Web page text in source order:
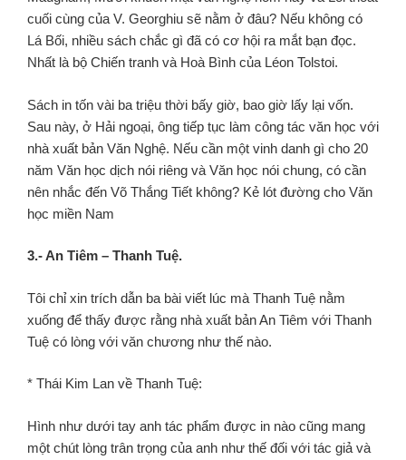
cuối cùng của V. Georghiu sẽ nằm ở đâu? Nếu không có
Lá Bối, nhiều sách chắc gì đã có cơ hội ra mắt bạn đọc.
Nhất là bộ Chiến tranh và Hoà Bình của Léon Tolstoi.
Sách in tốn vài ba triệu thời bấy giờ, bao giờ lấy lại vốn.
Sau này, ở Hải ngoại, ông tiếp tục làm công tác văn học với
nhà xuất bản Văn Nghệ. Nếu cần một vinh danh gì cho 20
năm Văn học dịch nói riêng và Văn học nói chung, có cần
nên nhắc đến Võ Thắng Tiết không? Kẻ lót đường cho Văn
học miền Nam
3.- An Tiêm – Thanh Tuệ.
Tôi chỉ xin trích dẫn ba bài viết lúc mà Thanh Tuệ nằm
xuống để thấy được rằng nhà xuất bản An Tiêm với Thanh
Tuệ có lòng với văn chương như thế nào.
* Thái Kim Lan về Thanh Tuệ:
Hình như dưới tay anh tác phẩm được in nào cũng mang
một chút lòng trân trọng của anh như thế đối với tác giả và